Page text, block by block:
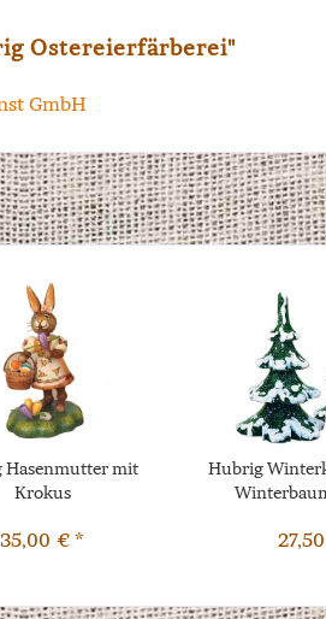
Ostereierfärberei"
GmbH
Hasenmutter mit
Krokus
35,00 € *
Hubrig